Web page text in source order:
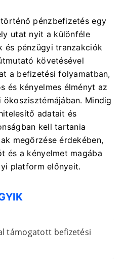
pénzbefizetés egy
utat nyit a különféle
és pénzügyi tranzakciók
követésével
a befizetési folyamatban,
és kényelmes élményt az
Mindig
adatait és
kell tartania
megőrzése érdekében,
és a kényelmet magába
platform előnyeit.
támogatott befizetési